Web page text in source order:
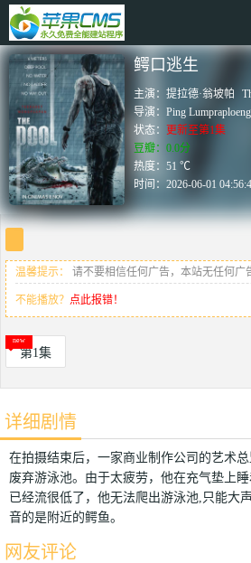
鳄口逃生
主演：提拉德·翁坡帕
导演：Ping Lumpraploeng
状态：
更新至第1集
豆瓣：0.0分
热度：51 ℃
时间：2026-06-01
温馨提示： 请不要相信任何广告，本站无任何广
不能播放？ 点此报错！
第1集
详细剧情
在拍摄结束后，一家商业制作公司的艺术
废弃游泳池。由于太疲劳，他在充气垫上
已经流很低了，他无法爬出游泳池,只能大
音的是附近的鳄鱼。
网友评论